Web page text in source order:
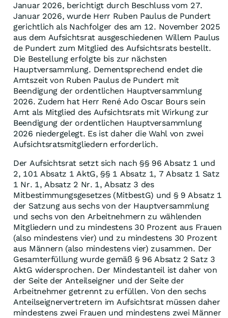
Januar 2026, berichtigt durch Beschluss vom 27.
Januar 2026, wurde Herr Ruben Paulus de Pundert
gerichtlich als Nachfolger des am 12. November 2025
aus dem Aufsichtsrat ausgeschiedenen Willem Paulus
de Pundert zum Mitglied des Aufsichtsrats bestellt.
Die Bestellung erfolgte bis zur nächsten
Hauptversammlung. Dementsprechend endet die
Amtszeit von Ruben Paulus de Pundert mit
Beendigung der ordentlichen Hauptversammlung
2026. Zudem hat Herr René Ado Oscar Bours sein
Amt als Mitglied des Aufsichtsrats mit Wirkung zur
Beendigung der ordentlichen Hauptversammlung
2026 niedergelegt. Es ist daher die Wahl von zwei
Aufsichtsratsmitgliedern erforderlich.
Der Aufsichtsrat setzt sich nach §§ 96 Absatz 1 und
2, 101 Absatz 1 AktG, §§ 1 Absatz 1, 7 Absatz 1 Satz
1 Nr. 1, Absatz 2 Nr. 1, Absatz 3 des
Mitbestimmungsgesetzes (MitbestG) und § 9 Absatz 1
der Satzung aus sechs von der Hauptversammlung
und sechs von den Arbeitnehmern zu wählenden
Mitgliedern und zu mindestens 30 Prozent aus Frauen
(also mindestens vier) und zu mindestens 30 Prozent
aus Männern (also mindestens vier) zusammen. Der
Gesamterfüllung wurde gemäß § 96 Absatz 2 Satz 3
AktG widersprochen. Der Mindestanteil ist daher von
der Seite der Anteilseigner und der Seite der
Arbeitnehmer getrennt zu erfüllen. Von den sechs
Anteilseignervertretern im Aufsichtsrat müssen daher
mindestens zwei Frauen und mindestens zwei Männer